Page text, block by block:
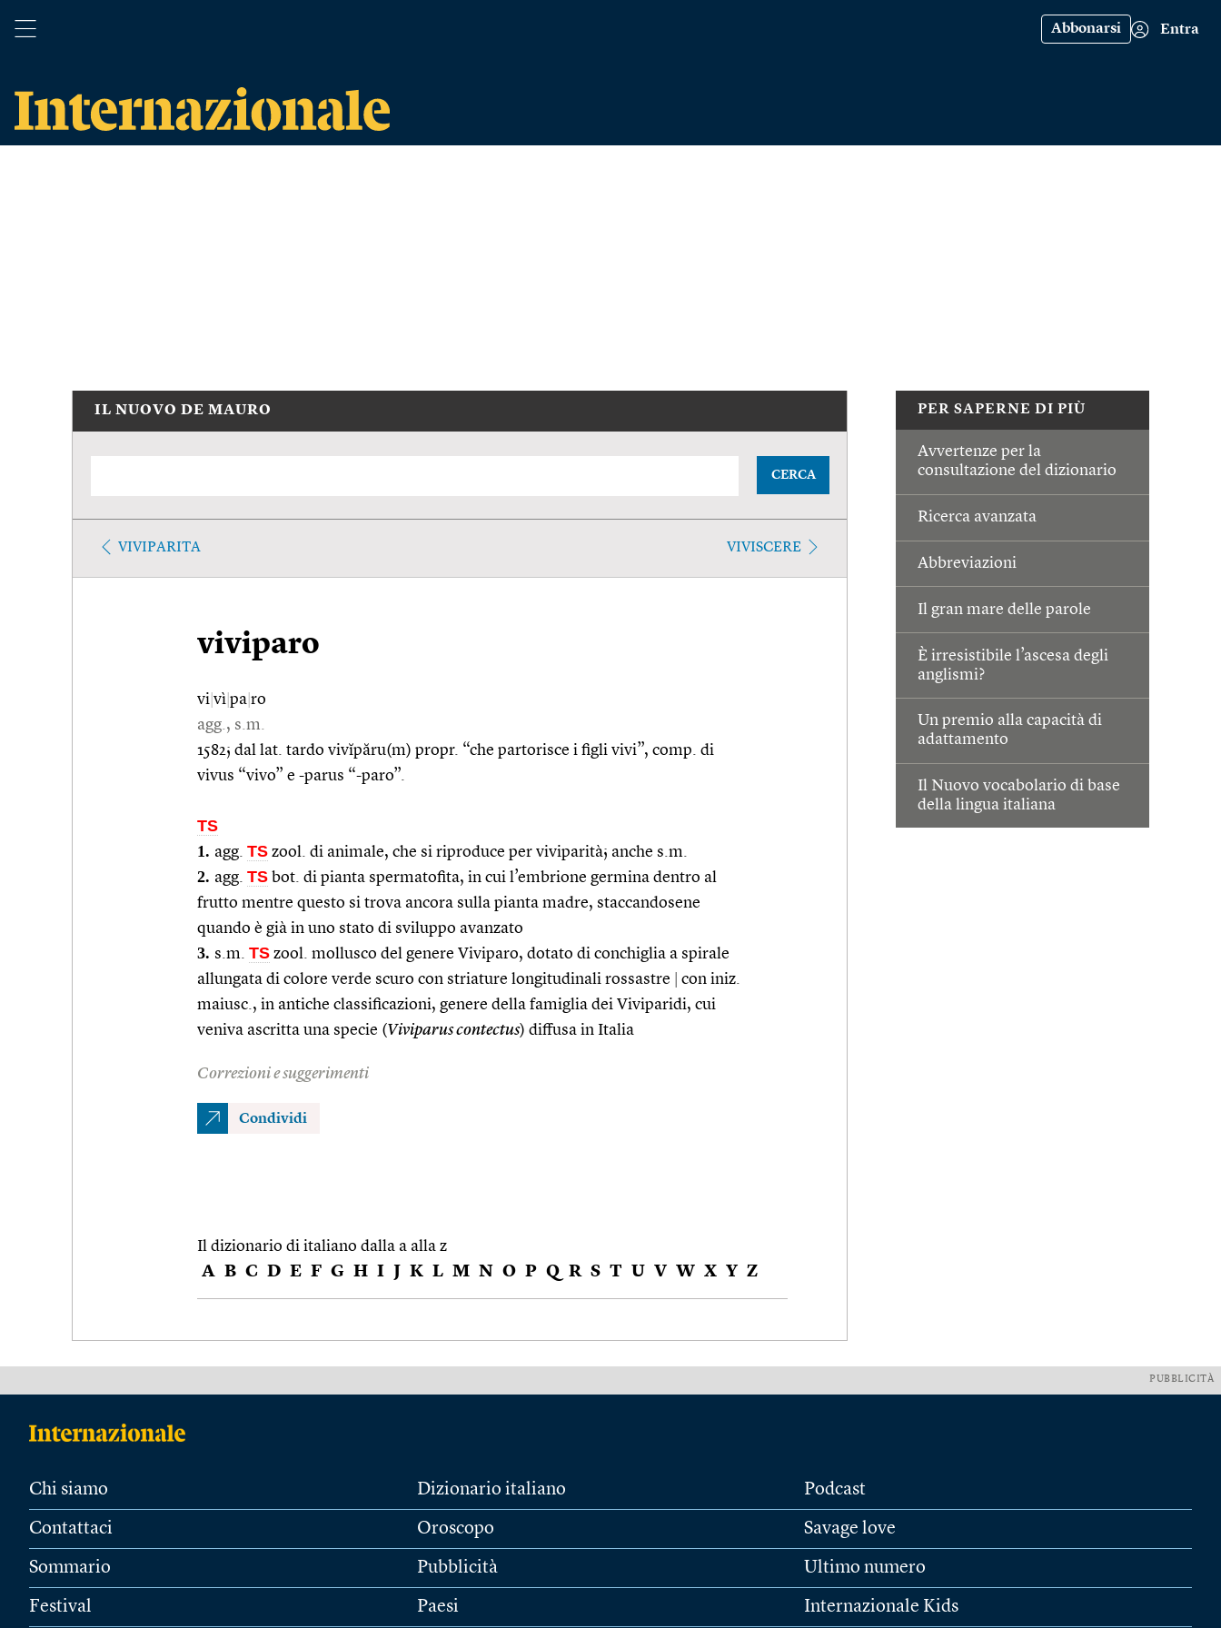
Abbonarsi Entra
PER SAPERNE DI PIÙ
Avvertenze per la
consultazione del dizionario
Ricerca avanzata
Abbreviazioni
Il gran mare delle parole
È irresistibile l’ascesa degli
anglismi?
Un premio alla capacità di
adattamento
Il Nuovo vocabolario di base
della lingua italiana
IL NUOVO DE MAURO
CERCA
VIVIPARITA VIVISCERE
viviparo
vi vì pa ro
agg., s.m.
1582; dal lat. tardo vivĭpăru(m) propr. “che partorisce i figli vivi”, comp. di
vivus “vivo” e -parus “-paro”.
TS
1. agg. TS zool. di animale, che si riproduce per viviparità; anche s.m.
2. agg. TS bot. di pianta spermatofita, in cui l’embrione germina dentro al
frutto mentre questo si trova ancora sulla pianta madre, staccandosene
quando è già in uno stato di sviluppo avanzato
3. s.m. TS zool. mollusco del genere Viviparo, dotato di conchiglia a spirale
allungata di colore verde scuro con striature longitudinali rossastre
con iniz.
maiusc., in antiche classificazioni, genere della famiglia dei Viviparidi, cui
veniva ascritta una specie (Viviparus contectus) diffusa in Italia
Correzioni e suggerimenti
Condividi
Il dizionario di italiano dalla a alla z
A B C D E F G H I J K L M N O P Q R S T U V W X Y Z
PUBBLICITÀ
Chi siamo
Contattaci
Sommario
Festival
Dizionario italiano
Oroscopo
Pubblicità
Paesi
Podcast
Savage love
Ultimo numero
Internazionale Kids